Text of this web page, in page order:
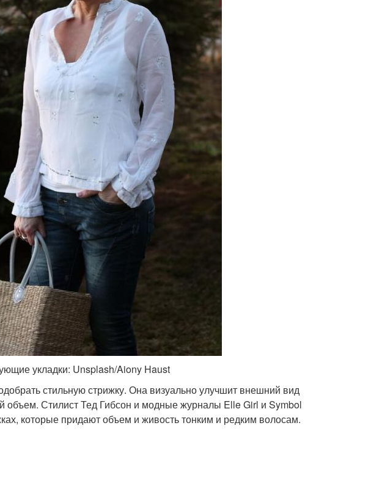
укладки: Unsplash/Aiony Haust
стильную стрижку. Она визуально улучшит внешний вид
объем. Стилист Тед Гибсон и модные журналы Elle Girl и Symbol
которые придают объем и живость тонким и редким волосам.